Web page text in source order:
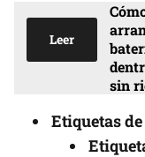
Leer
sin
Etiquetas